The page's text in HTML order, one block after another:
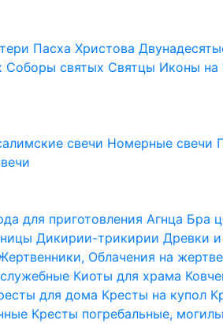
Пасха Христова
Соборы святых Святцы Иконы на
свечи Номерные свечи
для приготовления Агнца Бра
Дикирии-трикирииДревки и
Облачения на
Киоты для храма
для дома Кресты на купол
Кресты погребальные,